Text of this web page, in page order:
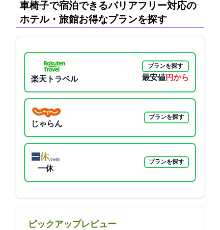
車椅子で宿泊できるバリアフリー対応の
ホテル・旅館:お得なプランを探す
楽天トラベル
プランを探す
最安値5500円から
じゃらん
プランを探す
一休
プランを探す
ピックアップレビュー